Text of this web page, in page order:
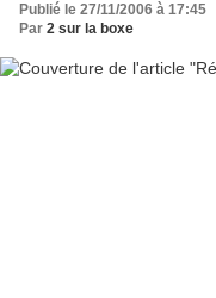
Publié le 27/11/2006 à 17:45
Par 2 sur la boxe